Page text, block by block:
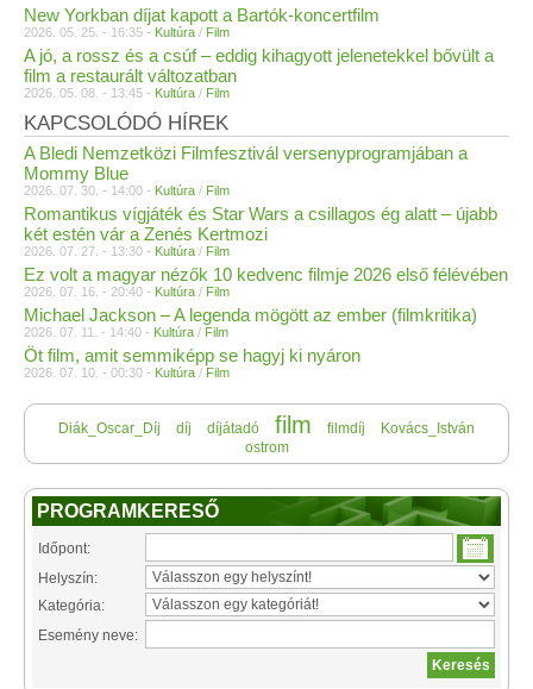
New Yorkban díjat kapott a Bartók-koncertfilm
2026. 05. 25. - 16:35 - Kultúra / Film
A jó, a rossz és a csúf – eddig kihagyott jelenetekkel bővült a
film a restaurált változatban
2026. 05. 08. - 13:45 - Kultúra / Film
KAPCSOLÓDÓ HÍREK
A Bledi Nemzetközi Filmfesztivál versenyprogramjában a
Mommy Blue
2026. 07. 30. - 14:00 - Kultúra / Film
Romantikus vígjáték és Star Wars a csillagos ég alatt – újabb
két estén vár a Zenés Kertmozi
2026. 07. 27. - 13:30 - Kultúra / Film
Ez volt a magyar nézők 10 kedvenc filmje 2026 első félévében
2026. 07. 16. - 20:40 - Kultúra / Film
Michael Jackson – A legenda mögött az ember (filmkritika)
2026. 07. 11. - 14:40 - Kultúra / Film
Öt film, amit semmiképp se hagyj ki nyáron
2026. 07. 10. - 00:30 - Kultúra / Film
Diák_Oscar_Díj díj díjátadó film filmdíj
Kovács_István
ostrom
PROGRAMKERESŐ
Időpont:
Helyszín:
Kategória:
Esemény neve: